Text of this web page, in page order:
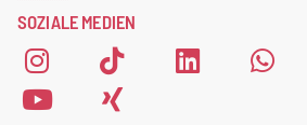
SOZIALE MEDIEN